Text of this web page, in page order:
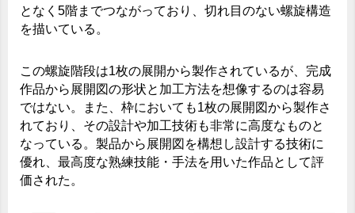
となく5階までつながっており、切れ目のない螺旋構造
を描いている。
この螺旋階段は1枚の展開から製作されているが、完成
作品から展開図の形状と加工方法を想像するのは容易
ではない。また、枠においても1枚の展開図から製作さ
れており、その設計や加工技術も非常に高度なものと
なっている。製品から展開図を構想し設計する技術に
優れ、最高度な熟練技能・手法を用いた作品として評
価された。